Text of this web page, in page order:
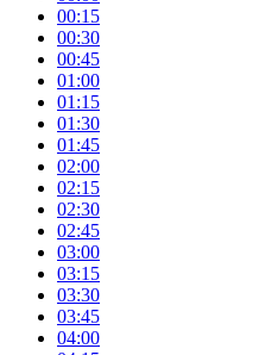
00:15
00:30
00:45
01:00
01:15
01:30
01:45
02:00
02:15
02:30
02:45
03:00
03:15
03:30
03:45
04:00